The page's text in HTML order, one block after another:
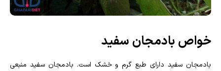
خواص بادمجان سفید
بادمجان سفید دارای طبع گرم و خشک است. بادمجان سفید منبعی